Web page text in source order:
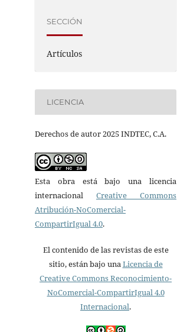
SECCIÓN
Artículos
LICENCIA
Derechos de autor 2025 INDTEC, C.A.
Esta obra está bajo una licencia
internacional Creative Commons
Atribución-NoComercial-
CompartirIgual 4.0.
El contenido de las revistas de este
sitio, están bajo unaLicencia de
Creative Commons Reconocimiento-
NoComercial-CompartirIgual 4.0
Internacional.